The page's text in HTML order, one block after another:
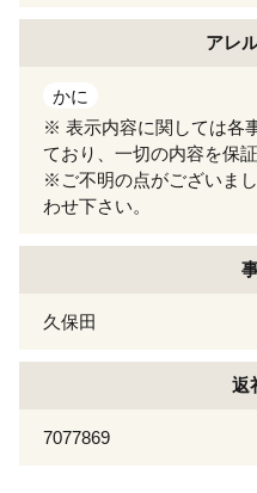
アレ
かに
※ 表示内容に関しては各
ており、一切の内容を保
※ご不明の点がございま
わせ下さい。
久保田
返
7077869